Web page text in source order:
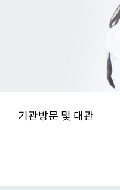
기관방문 및 대관